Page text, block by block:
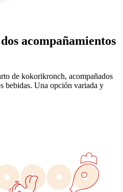
acompañamientos
de kokorikronch, acompañados
bebidas. Una opción variada y